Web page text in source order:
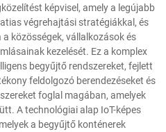
képvisel, amely a legújabb
végrehajtási stratégiákkal, és
közösségek, vállalkozások és
kezelését. Ez a komplex
begyűjtő rendszereket, fejlett
feldolgozó berendezéseket és
foglal magában, amelyek
A technológiai alap IoT-képes
a begyűjtő konténerek